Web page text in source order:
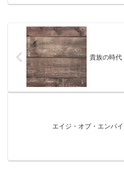
貴族の時代
エイジ・オブ・エンパ